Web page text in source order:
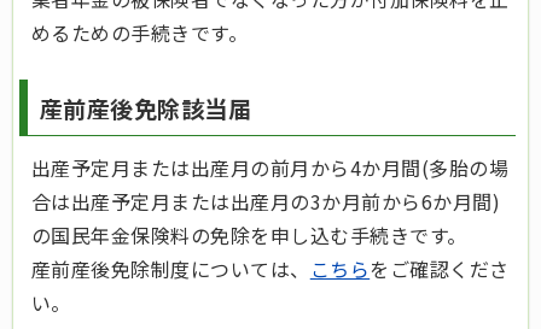
めるための手続きです。
産前産後免除該当届
出産予定月または出産月の前月から4か月間(多胎の場
合は出産予定月または出産月の3か月前から6か月間)
の国民年金保険料の免除を申し込む手続きです。
産前産後免除制度については、 こちらをご確認くださ
い。